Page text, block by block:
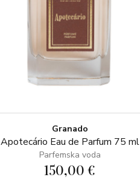
Granado
Apotecário Eau de Parfum 75 ml
Parfemska voda
150,00 €